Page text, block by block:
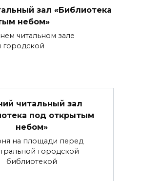
зал «Библиотека
небом»
читальном зале
городской
читальный зал
под открытым
небом»
на площади перед
городской
библиотекой